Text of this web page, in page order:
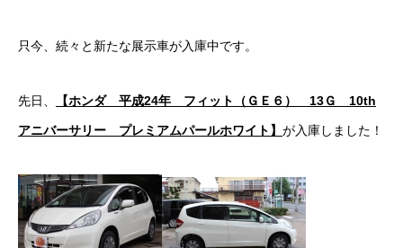
部品の取り付け
おすすめ
只今、続々と新たな展示車が入庫中です。
先日、 【ホンダ 平成24年 フィット（ＧＥ６） 13Ｇ 10th
アニバーサリー プレミアムパールホワイト】 が入庫しました！